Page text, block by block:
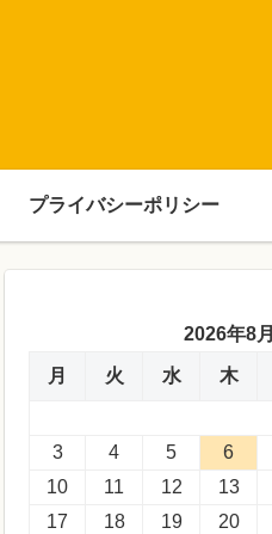
プライバシーポリシー
2026年8月
月 火 水 木
3
4 5 6
10
11 12 13
17
18 19 20